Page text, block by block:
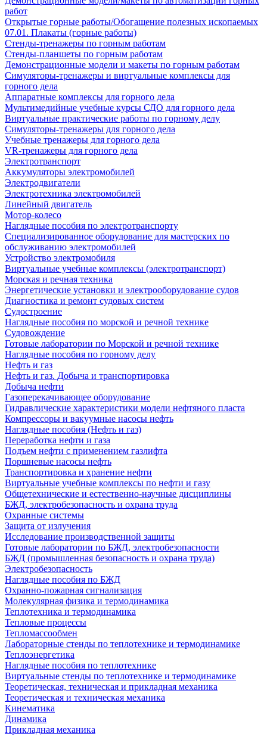
работ
Открытые горные работы/Обогащение полезных ископаемых
07.01. Плакаты (горные работы)
Стенды-тренажеры по горным работам
Стенды-планшеты по горным работам
Демонстрационные модели и макеты по горным работам
Симуляторы-тренажеры и виртуальные комплексы для
горного дела
Аппаратные комплексы для горного дела
Мультимедийные учебные курсы СДО для горного дела
Виртуальные практические работы по горному делу
Симуляторы-тренажеры для горного дела
Учебные тренажеры для горного дела
VR-тренажеры для горного дела
Электротранспорт
Аккумуляторы электромобилей
Электродвигатели
Электротехника электромобилей
Линейный двигатель
Мотор-колесо
Наглядные пособия по электротранспорту
Специализированное оборудование для мастерских по
обслуживанию электромобилей
Устройство электромобиля
Виртуальные учебные комплексы (электротранспорт)
Морская и речная техника
Энергетические установки и электрооборудование судов
Диагностика и ремонт судовых систем
Судостроение
Наглядные пособия по морской и речной технике
Судовождение
Готовые лаборатории по Морской и речной технике
Наглядные пособия по горному делу
Нефть и газ
Нефть и газ. Добыча и транспортировка
Добыча нефти
Газоперекачивающее оборудование
Гидравлические характеристики модели нефтяного пласта
Компрессоры и вакуумные насосы нефть
Наглядные пособия (Нефть и газ)
Переработка нефти и газа
Подъем нефти с применением газлифта
Поршневые насосы нефть
Транспортировка и хранение нефти
Виртуальные учебные комплексы по нефти и газу
Общетехнические и естественно-научные дисциплины
БЖД, электробезопасность и охрана труда
Охранные системы
Защита от излучения
Исследование производственной защиты
Готовые лаборатории по БЖД, электробезопасности
БЖД (промышленная безопасность и охрана труда)
Электробезопасность
Наглядные пособия по БЖД
Охранно-пожарная сигнализация
Молекулярная физика и термодинамика
Теплотехника и термодинамика
Тепловые процессы
Тепломассообмен
Лабораторные стенды по теплотехнике и термодинамике
Теплоэнергетика
Наглядные пособия по теплотехнике
Виртуальные стенды по теплотехнике и термодинамике
Теоретическая, техническая и прикладная механика
Теоретическая и техническая механика
Кинематика
Динамика
Прикладная механика